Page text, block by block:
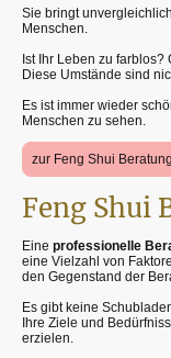
Sie bringt
Menschen.
Ist Ihr Leben zu
Diese Umstände sind
Es ist immer wieder
Menschen zu sehen.
zur Feng Shui Beratung
Feng Shui
Eine professionelle
eine Vielzahl von
den Gegenstand der
Es gibt keine
Ihre Ziele und
erzielen.